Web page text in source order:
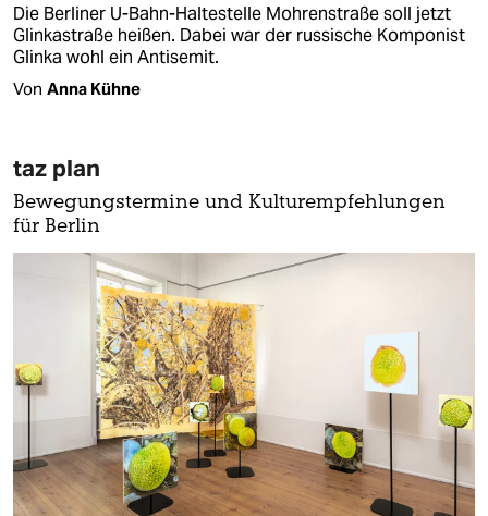
Die Berliner U-Bahn-Haltestelle Mohrenstraße soll jetzt
Glinkastraße heißen. Dabei war der russische Komponist
Glinka wohl ein Antisemit.
Von Anna Kühne
taz plan
Bewegungstermine und Kulturempfehlungen
für Berlin